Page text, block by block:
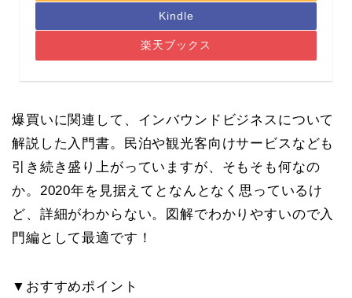
Kindle
楽天ブックス
爆買いに関連して、インバウンドビジネスについて
解説した入門書。民泊や観光客向けサービスなども
引き続き盛り上がっていますが、そもそも何なの
か。2020年を見据えてとなんとなく思っているけ
ど、詳細がわからない。図解でわかりやすいので入
門編として最適です！
▼おすすめポイント